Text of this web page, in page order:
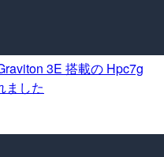
3E 搭載の Hpc7g
ました